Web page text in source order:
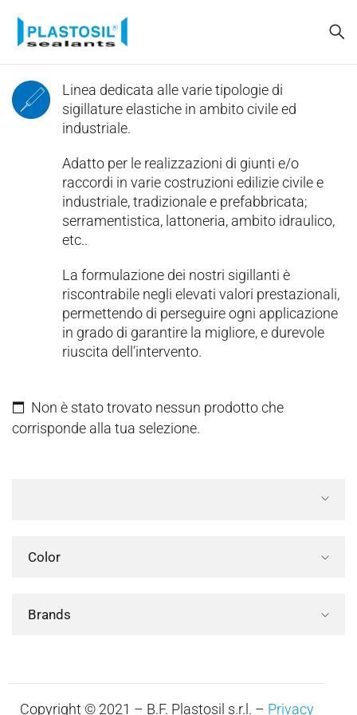
Linea dedicata alle varie tipologie di
sigillature elastiche in ambito civile ed
industriale.
Adatto per le realizzazioni di giunti e/o
raccordi in varie costruzioni edilizie civile e
industriale, tradizionale e prefabbricata;
serramentistica, lattoneria, ambito idraulico,
etc..
La formulazione dei nostri sigillanti è
riscontrabile negli elevati valori prestazionali,
permettendo di perseguire ogni applicazione
in grado di garantire la migliore, e durevole
riuscita dell’intervento.
Non è stato trovato nessun prodotto che
corrisponde alla tua selezione.
Color
Brands
Copyright © 2021 – B.F. Plastosil s.r.l. – Privacy